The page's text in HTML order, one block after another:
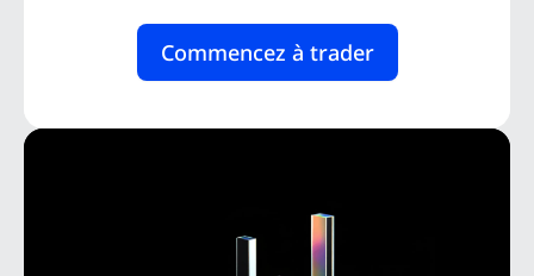
Commencez à trader